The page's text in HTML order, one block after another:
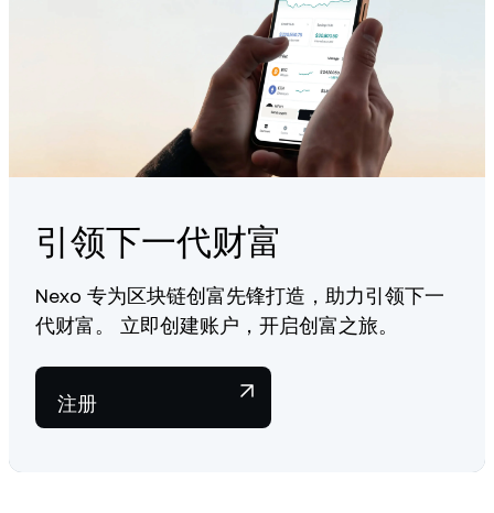
引领下一代财富
Nexo 专为区块链创富先锋打造，助力引领下一
代财富。 立即创建账户，开启创富之旅。
注册